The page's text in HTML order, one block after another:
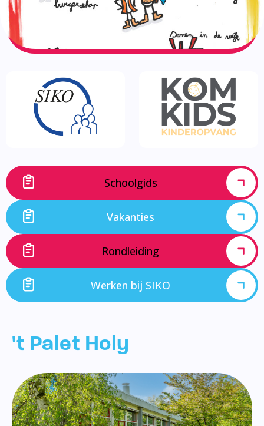
Schoolgids
Vakanties
Rondleiding
Werken bij SIKO
't Palet Holy